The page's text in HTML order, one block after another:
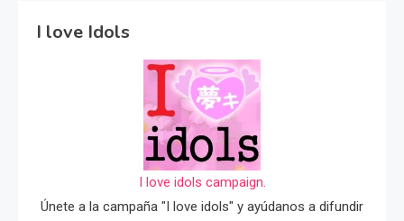
I love Idols
I love idols campaign.
Únete a la campaña "I love idols" y ayúdanos a difundir